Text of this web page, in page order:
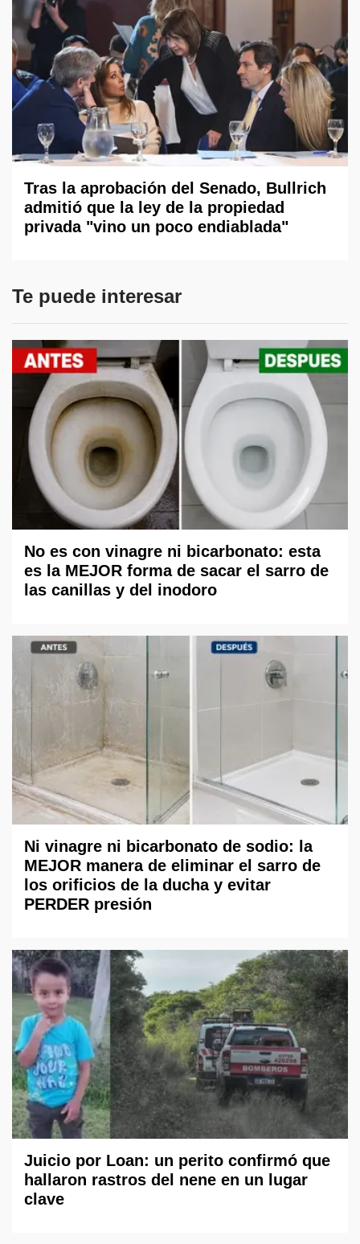
Tras la aprobación del Senado, Bullrich
admitió que la ley de la propiedad
privada "vino un poco endiablada"
Te puede interesar
No es con vinagre ni bicarbonato: esta
es la MEJOR forma de sacar el sarro de
las canillas y del inodoro
Ni vinagre ni bicarbonato de sodio: la
MEJOR manera de eliminar el sarro de
los orificios de la ducha y evitar
PERDER presión
Juicio por Loan: un perito confirmó que
hallaron rastros del nene en un lugar
clave